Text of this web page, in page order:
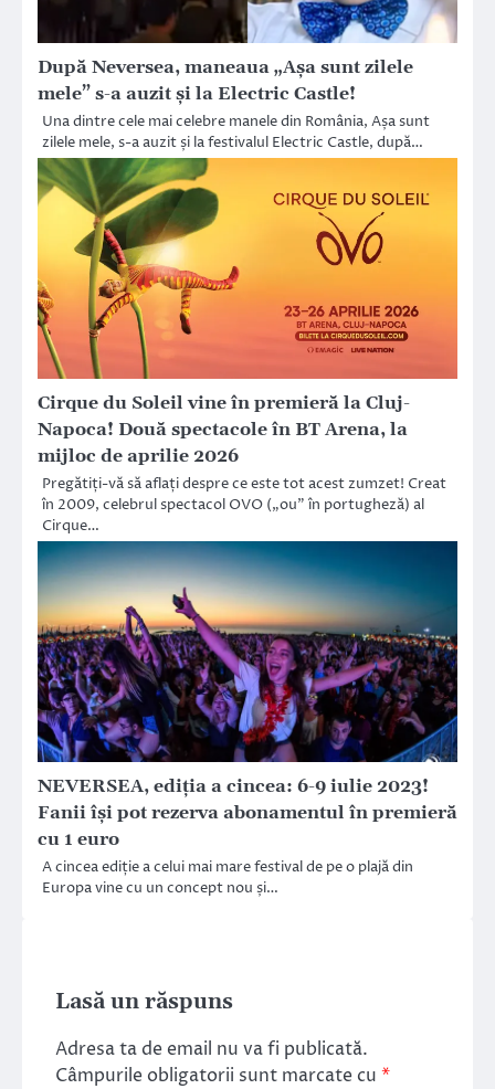
După Neversea, maneaua „Așa sunt zilele
mele” s-a auzit și la Electric Castle!
Una dintre cele mai celebre manele din România, Așa sunt
zilele mele, s-a auzit și la festivalul Electric Castle, după…
Cirque du Soleil vine în premieră la Cluj-
Napoca! Două spectacole în BT Arena, la
mijloc de aprilie 2026
Pregătiți-vă să aflați despre ce este tot acest zumzet! Creat
în 2009, celebrul spectacol OVO („ou” în portugheză) al
Cirque…
NEVERSEA, ediția a cincea: 6-9 iulie 2023!
Fanii își pot rezerva abonamentul în premieră
cu 1 euro
A cincea ediție a celui mai mare festival de pe o plajă din
Europa vine cu un concept nou și…
Lasă un răspuns
Adresa ta de email nu va fi publicată.
Câmpurile obligatorii sunt marcate cu *